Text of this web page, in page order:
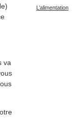
L’alimentation
va